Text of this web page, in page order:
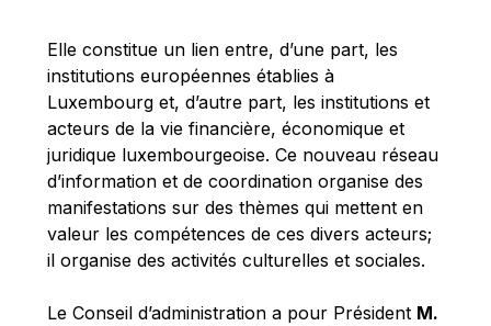
Michael Sohlman
Michel Goedert
Mireille Delmas-Marty
Nobuo Tanaka
Otmar Issing
Paolo Mengozzi
Paschal Donohoe
Pat Cox
Elle constitue un lien entre, d’une part, les
institutions européennes établies à
Luxembourg et, d’autre part, les institutions et
acteurs de la vie financière, économique et
juridique luxembourgeoise. Ce nouveau réseau
d’information et de coordination organise des
manifestations sur des thèmes qui mettent en
valeur les compétences de ces divers acteurs;
il organise des activités culturelles et sociales.
Le Conseil d’administration a pour Président M.